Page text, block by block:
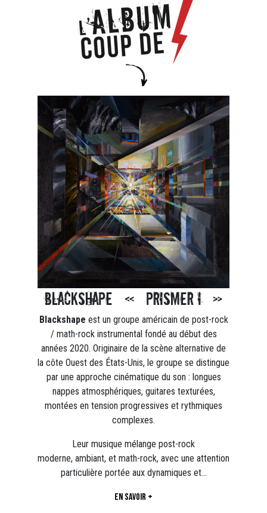
Blackshape « Prismer I »
Blackshape est un groupe américain de post-rock
/ math-rock instrumental fondé au début des
années 2020. Originaire de la scène alternative de
la côte Ouest des États-Unis, le groupe se distingue
par une approche cinématique du son : longues
nappes atmosphériques, guitares texturées,
montées en tension progressives et rythmiques
complexes.
Leur musique mélange post-rock
moderne, ambiant, et math-rock, avec une attention
particulière portée aux dynamiques et…
En savoir +